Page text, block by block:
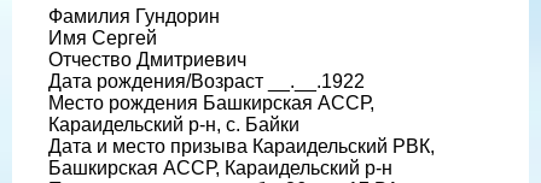
Фамилия Гундорин
Имя Сергей
Отчество Дмитриевич
Дата рождения/Возраст __.__.1922
Место рождения Башкирская АССР,
Караидельский р-н, с. Байки
Дата и место призыва Караидельский РВК,
Башкирская АССР, Караидельский р-н